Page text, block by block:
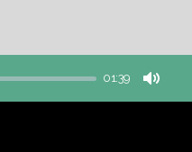
01:39
Mute